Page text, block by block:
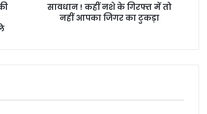
आपकासावधान ! कहीं नशे के गिरफ्त में तो
नहीं आपका जिगर का टुकड़ा